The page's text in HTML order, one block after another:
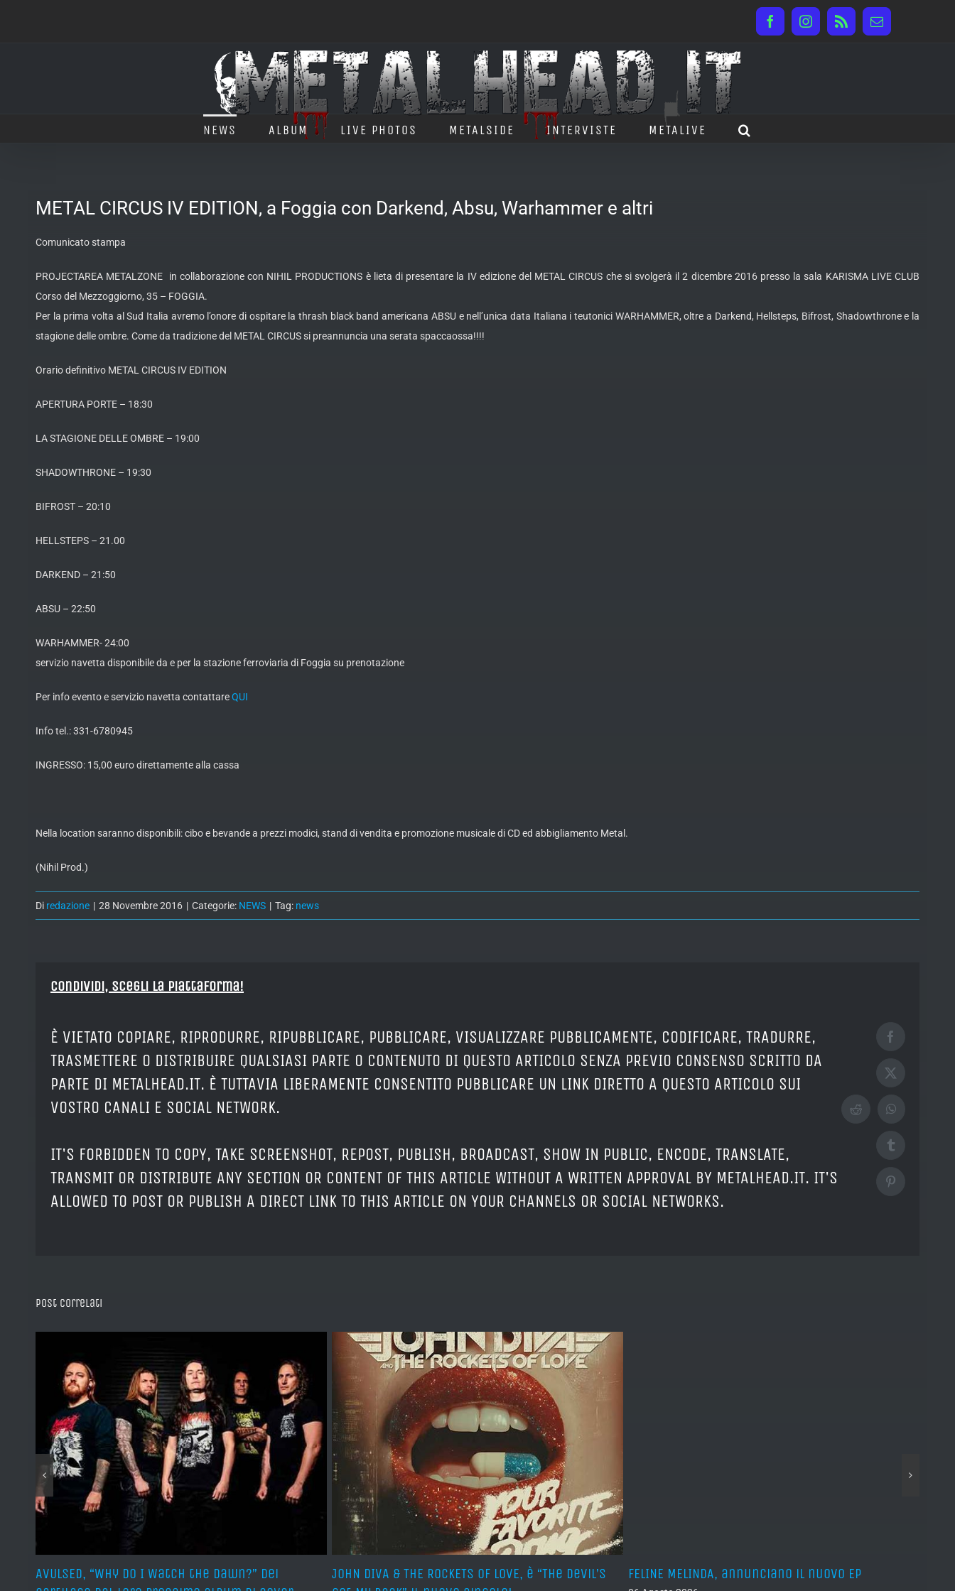
FacebookInstagram
Rss Email
NEWS ALBUM LIVE PHOTOS METALSIDE INTERVISTE METALIVE
METAL CIRCUS IV EDITION, a Foggia con Darkend, Absu, Warhammer e altri
Comunicato stampa
PROJECTAREA METALZONE in collaborazione con NIHIL PRODUCTIONS è lieta di presentare la IV edizione del METAL CIRCUS che si svolgerà il 2 dicembre 2016 presso la sala KARISMA LIVE CLUB
Corso del Mezzoggiorno, 35 – FOGGIA.
Per la prima volta al Sud Italia avremo l’onore di ospitare la thrash black band americana ABSU e nell’unica data Italiana i teutonici WARHAMMER, oltre a Darkend, Hellsteps, Bifrost, Shadowthrone e la
stagione delle ombre. Come da tradizione del METAL CIRCUS si preannuncia una serata spaccaossa!!!!
Orario definitivo METAL CIRCUS IV EDITION
APERTURA PORTE – 18:30
LA STAGIONE DELLE OMBRE – 19:00
SHADOWTHRONE – 19:30
BIFROST – 20:10
HELLSTEPS – 21.00
DARKEND – 21:50
ABSU – 22:50
WARHAMMER- 24:00
servizio navetta disponibile da e per la stazione ferroviaria di Foggia su prenotazione
Per info evento e servizio navetta contattareQUI
Info tel.: 331-6780945
INGRESSO: 15,00 euro direttamente alla cassa
Nella location saranno disponibili: cibo e bevande a prezzi modici, stand di vendita e promozione musicale di CD ed abbigliamento Metal.
(Nihil Prod.)
Di redazione | 28 Novembre 2016 | Categorie: NEWS | Tag: news
Condividi, Scegli la piattaforma!
È VIETATO COPIARE, RIPRODURRE, RIPUBBLICARE, PUBBLICARE, VISUALIZZARE PUBBLICAMENTE, CODIFICARE, TRADURRE,
TRASMETTERE O DISTRIBUIRE QUALSIASI PARTE O CONTENUTO DI QUESTO ARTICOLO SENZA PREVIO CONSENSO SCRITTO DA
PARTE DI METALHEAD.IT. È TUTTAVIA LIBERAMENTE CONSENTITO PUBBLICARE UN LINK DIRETTO A QUESTO ARTICOLO SUI
VOSTRO CANALI E SOCIAL NETWORK.
IT'S FORBIDDEN TO COPY, TAKE SCREENSHOT, REPOST, PUBLISH, BROADCAST, SHOW IN PUBLIC, ENCODE, TRANSLATE,
TRANSMIT OR DISTRIBUTE ANY SECTION OR CONTENT OF THIS ARTICLE WITHOUT A WRITTEN APPROVAL BY METALHEAD.IT. IT'S
ALLOWED TO POST OR PUBLISH A DIRECT LINK TO THIS ARTICLE ON YOUR CHANNELS OR SOCIAL NETWORKS.
Facebook
X
RedditWhatsApp
Tumblr
Pinterest
Post correlati
AVULSED, “Why Do I Watch the Dawn?” dei
JOHN DIVA & THE ROCKETS OF LOVE, è “The Devil’s
FELINE MELINDA, annunciano il nuovo EP